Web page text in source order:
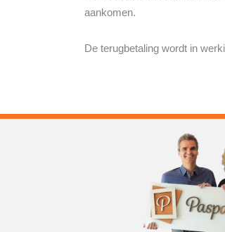
aankomen.
De terugbetaling wordt in